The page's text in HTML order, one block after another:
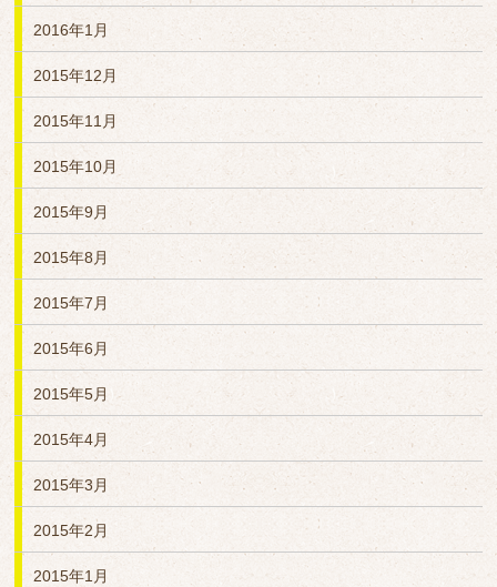
2016年1月
2015年12月
2015年11月
2015年10月
2015年9月
2015年8月
2015年7月
2015年6月
2015年5月
2015年4月
2015年3月
2015年2月
2015年1月